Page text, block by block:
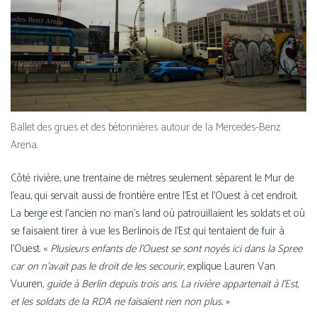
Ballet des grues et des béton­nières autour de la Mercedes-Benz
Arena.
Côté rivière, une tren­taine de mètres seule­ment séparent le Mur de
l’eau, qui ser­vait aus­si de fron­tière entre l’Est et l’Ouest à cet endroit.
La berge est l’an­cien no man’s land où patrouillaient les sol­dats et où
se fai­saient tirer à vue les Berlinois de l’Est qui ten­taient de fuir à
l’Ouest. « Plusieurs enfants de l’Ouest se sont noyés ici dans la Spree
car on n’a­vait pas le droit de les secou­rir,explique Lauren Van
Vuuren, guide à Berlin depuis trois ans. La rivière appar­te­nait à l’Est,
et les sol­dats de la RDA ne fai­saient rien non plus.»